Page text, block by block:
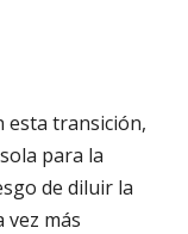
esta transición,
para la
de diluir la
vez más